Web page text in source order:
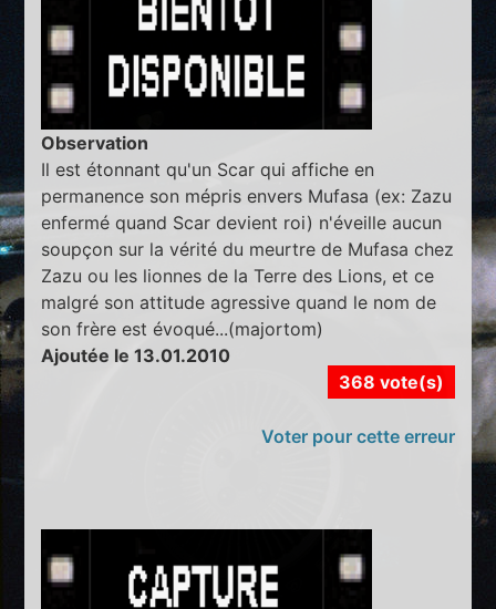
Observation
Il est étonnant qu'un Scar qui affiche en
permanence son mépris envers Mufasa (ex: Zazu
enfermé quand Scar devient roi) n'éveille aucun
soupçon sur la vérité du meurtre de Mufasa chez
Zazu ou les lionnes de la Terre des Lions, et ce
malgré son attitude agressive quand le nom de
son frère est évoqué...(majortom)
Ajoutée le 13.01.2010
368 vote(s)
Voter pour cette erreur